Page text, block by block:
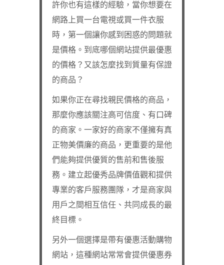
許你也有這樣的經驗，當你想要在
網路上買一台電視或買一件衣服
時，第一個讓你感到困惑的問題就
是價格。到底哪個網站提供最優惠
的價格？又該怎麼找到質量有保證
的商品？
如果你正在尋找親民價格的商品，
那麼你應該關注高可信度、有口碑
的商家。一家好的商家不僅擁有真
正物美價廉的商品，更重要的是他
們能夠提供優質的售前和售後服
務。建立起優秀品牌價值觀和提供
專業的客戶服務團隊，才是商家與
用戶之間相互信任、共同成長的最
終目標。
另外一個選擇是帶有優惠活動購物
網站，這種網站常常會提供優惠券